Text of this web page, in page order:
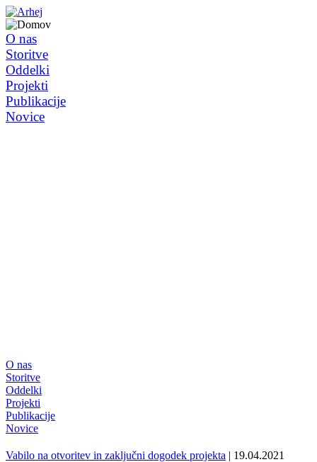
O nas
Storitve
Oddelki
Projekti
Publikacije
Novice
O nas
Storitve
Oddelki
Projekti
Publikacije
Novice
Vabilo na otvoritev in zaključni dogodek projekta | 19.04.2021